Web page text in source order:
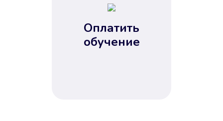
Оплатить
обучение